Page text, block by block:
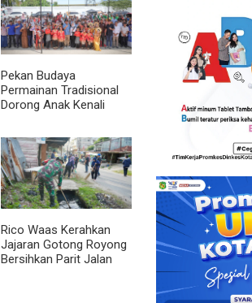
Pekan Budaya
Permainan Tradisional
Dorong Anak Kenali
Ketergantungan Gadget
Rico Waas Kerahkan
Jajaran Gotong Royong
Bersihkan Parit Jalan